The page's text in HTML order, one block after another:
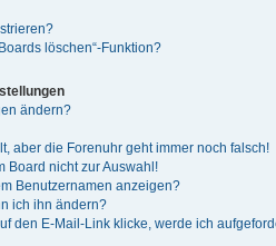
löschen“-Funktion?
ändern?
aber die Forenuhr geht immer noch falsch!
Board nicht zur Auswahl!
Benutzernamen anzeigen?
ich ihn ändern?
den E-Mail-Link klicke, werde ich